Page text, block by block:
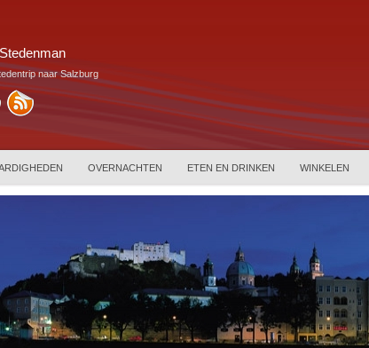
Stedenman
naar Salzburg
OVERNACHTEN ETEN EN DRINKEN WINKELEN